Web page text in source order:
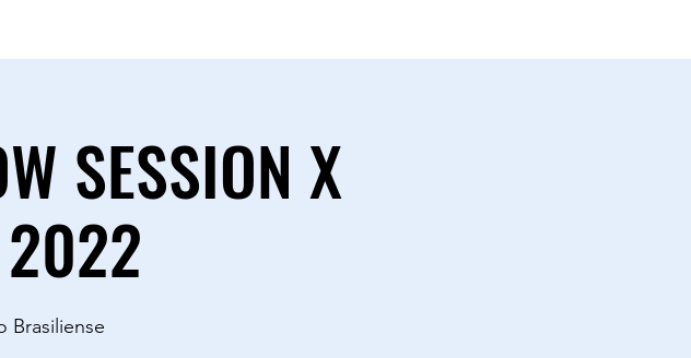
SESSION X
Brasiliense